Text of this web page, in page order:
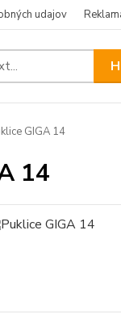
udajov
GIGA 14
14